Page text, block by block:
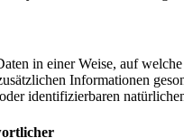
in einer Weise, auf
Informationen
identifizierbaren